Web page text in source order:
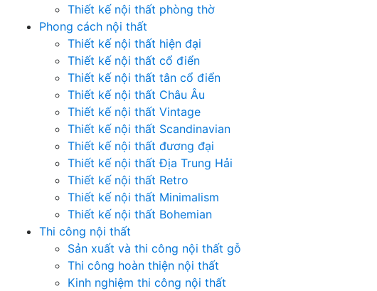
Thiết kế nội thất phòng thờ
Phong cách nội thất
Thiết kế nội thất hiện đại
Thiết kế nội thất cổ điển
Thiết kế nội thất tân cổ điển
Thiết kế nội thất Châu Âu
Thiết kế nội thất Vintage
Thiết kế nội thất Scandinavian
Thiết kế nội thất đương đại
Thiết kế nội thất Địa Trung Hải
Thiết kế nội thất Retro
Thiết kế nội thất Minimalism
Thiết kế nội thất Bohemian
Thi công nội thất
Sản xuất và thi công nội thất gỗ
Thi công hoàn thiện nội thất
Kinh nghiệm thi công nội thất